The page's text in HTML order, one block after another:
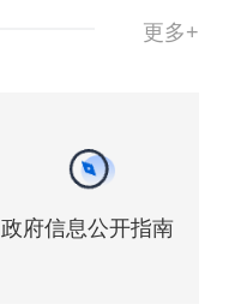
更多+
政府信息公开指南